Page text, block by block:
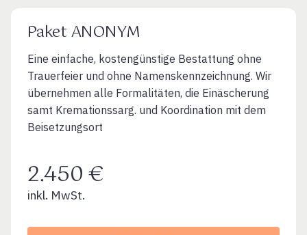
Paket ANONYM
Eine einfache, kostengünstige Bestattung ohne
Trauerfeier und ohne Namenskennzeichnung. Wir
übernehmen alle Formalitäten, die Einäscherung
samt Kremationssarg. und Koordination mit dem
Beisetzungsort
2.450 €
inkl. MwSt.